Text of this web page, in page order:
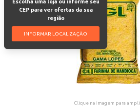
Escolha uma loja ou informe seu
CEP para ver ofertas da sua
região
INFORMAR LOCALIZAÇÃO
Clique na imagem para